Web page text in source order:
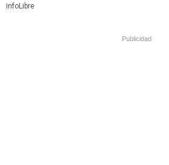
infoLibre
Publicidad